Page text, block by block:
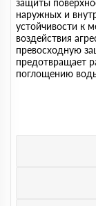
защиты
наружных и
устойчивости к
воздействия
превосходную
предотвращает
поглощению